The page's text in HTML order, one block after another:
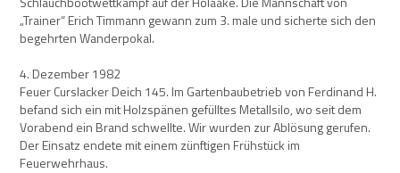
„Trainer“ Erich Timmann gewann zum 3. male und sicherte sich den
begehrten Wanderpokal.
4. Dezember 1982
Feuer Curslacker Deich 145. Im Gartenbaubetrieb von Ferdinand H.
befand sich ein mit Holzspänen gefülltes Metallsilo, wo seit dem
Vorabend ein Brand schwellte. Wir wurden zur Ablösung gerufen.
Der Einsatz endete mit einem zünftigen Frühstück im
Feuerwehrhaus.